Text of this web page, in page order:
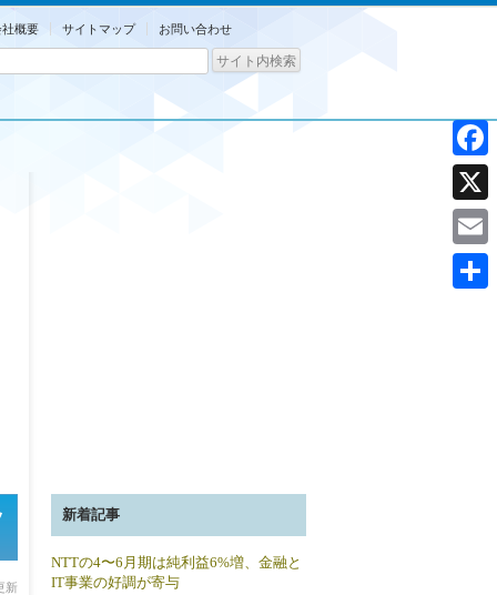
社概要 サイトマップ お問い合わせ
新
新着記事
NTTの4〜6月期は純利益6%増、金融と
IT事業の好調が寄与
X
Email